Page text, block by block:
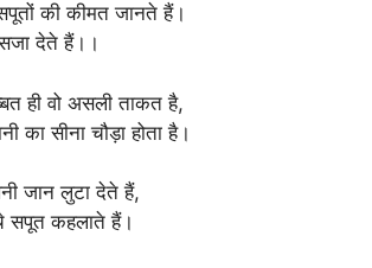
की कीमत जानते हैं।
सजा देते हैं।।
ही वो असली ताकत है,
का सीना चौड़ा होता है।
जान लुटा देते हैं,
सपूत कहलाते हैं।